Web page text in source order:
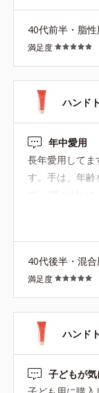
40代前半・脂
満足度
ハンド
年中愛用
長年愛用して
す。手は、年齢
40代後半・混
満足度
ハンド
子どもが